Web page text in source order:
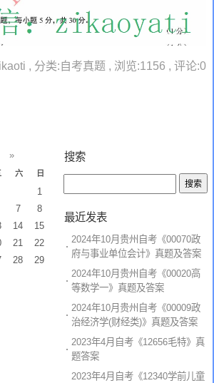
, 分类:自考真题 , 浏览:1156 , 评论:0
»
六 日
1
7
8
14
15
21
22
28
29
搜索
最近发表
2024年10月贵州自考《00070政
府与事业单位会计》真题及答案
2024年10月贵州自考《00020高
等数学一》真题及答案
2024年10月贵州自考《00009政
治经济学(财经类)》真题及答案
2023年4月自考《12656毛特》真
题答案
2023年4月自考《12340学前儿童